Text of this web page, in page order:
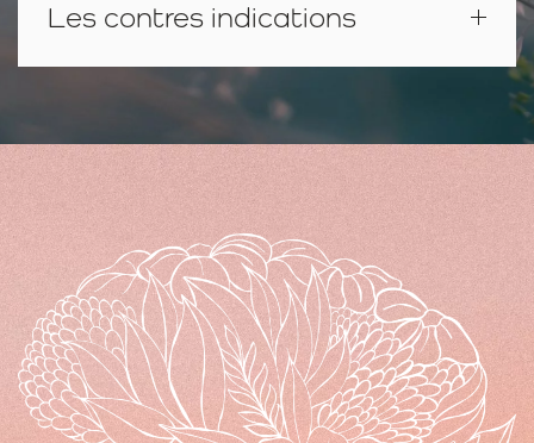
Les contres indications